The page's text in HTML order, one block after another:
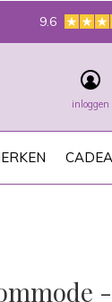
inloggen
9.6